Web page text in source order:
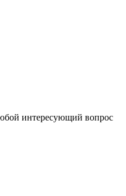
интересующий вопрос